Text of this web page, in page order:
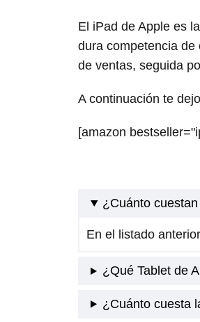
El iPad de Apple es
dura competencia
de ventas, seguida
A continuación te
[amazon
¿Cuánto
En el listado
¿Qué Tablet de
¿Cuánto cuesta